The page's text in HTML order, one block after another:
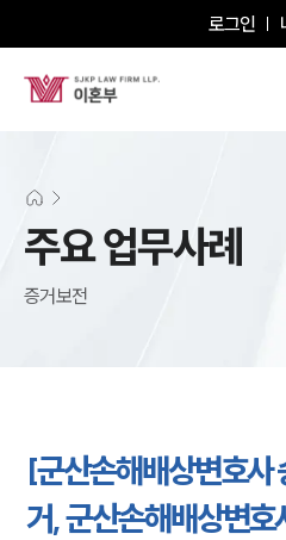
로그인
주요 업무사례
증거보전
[군산손해배상변호사
거, 군산손해배상변호